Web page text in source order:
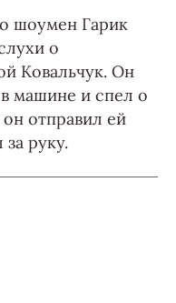
шоумен Гарик
о
Ковальчук. Он
машине и спел о
отправил ей
руку.